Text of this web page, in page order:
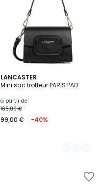
LANCASTER
Mini sac trotteur PARIS PAD
à partir de
165,00 €
99,00 € -40%
7
Couleurs